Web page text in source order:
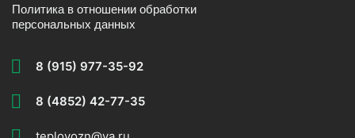
Политика в отношении обработки
персональных данных
8 (915) 977-35-92
8 (4852) 42-77-35